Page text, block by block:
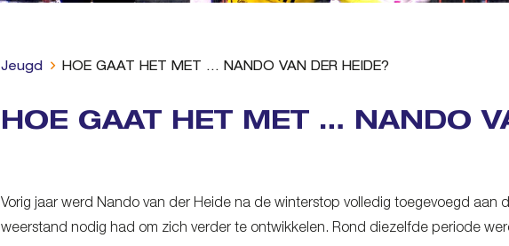
Jeugd HOE GAAT HET MET … NANDO VAN DER HEIDE?
HOE GAAT HET MET … NANDO
Vorig jaar werd Nando van der Heide na de winterstop volledig toegevoegd aan
weerstand nodig had om zich verder te ontwikkelen. Rond diezelfde periode